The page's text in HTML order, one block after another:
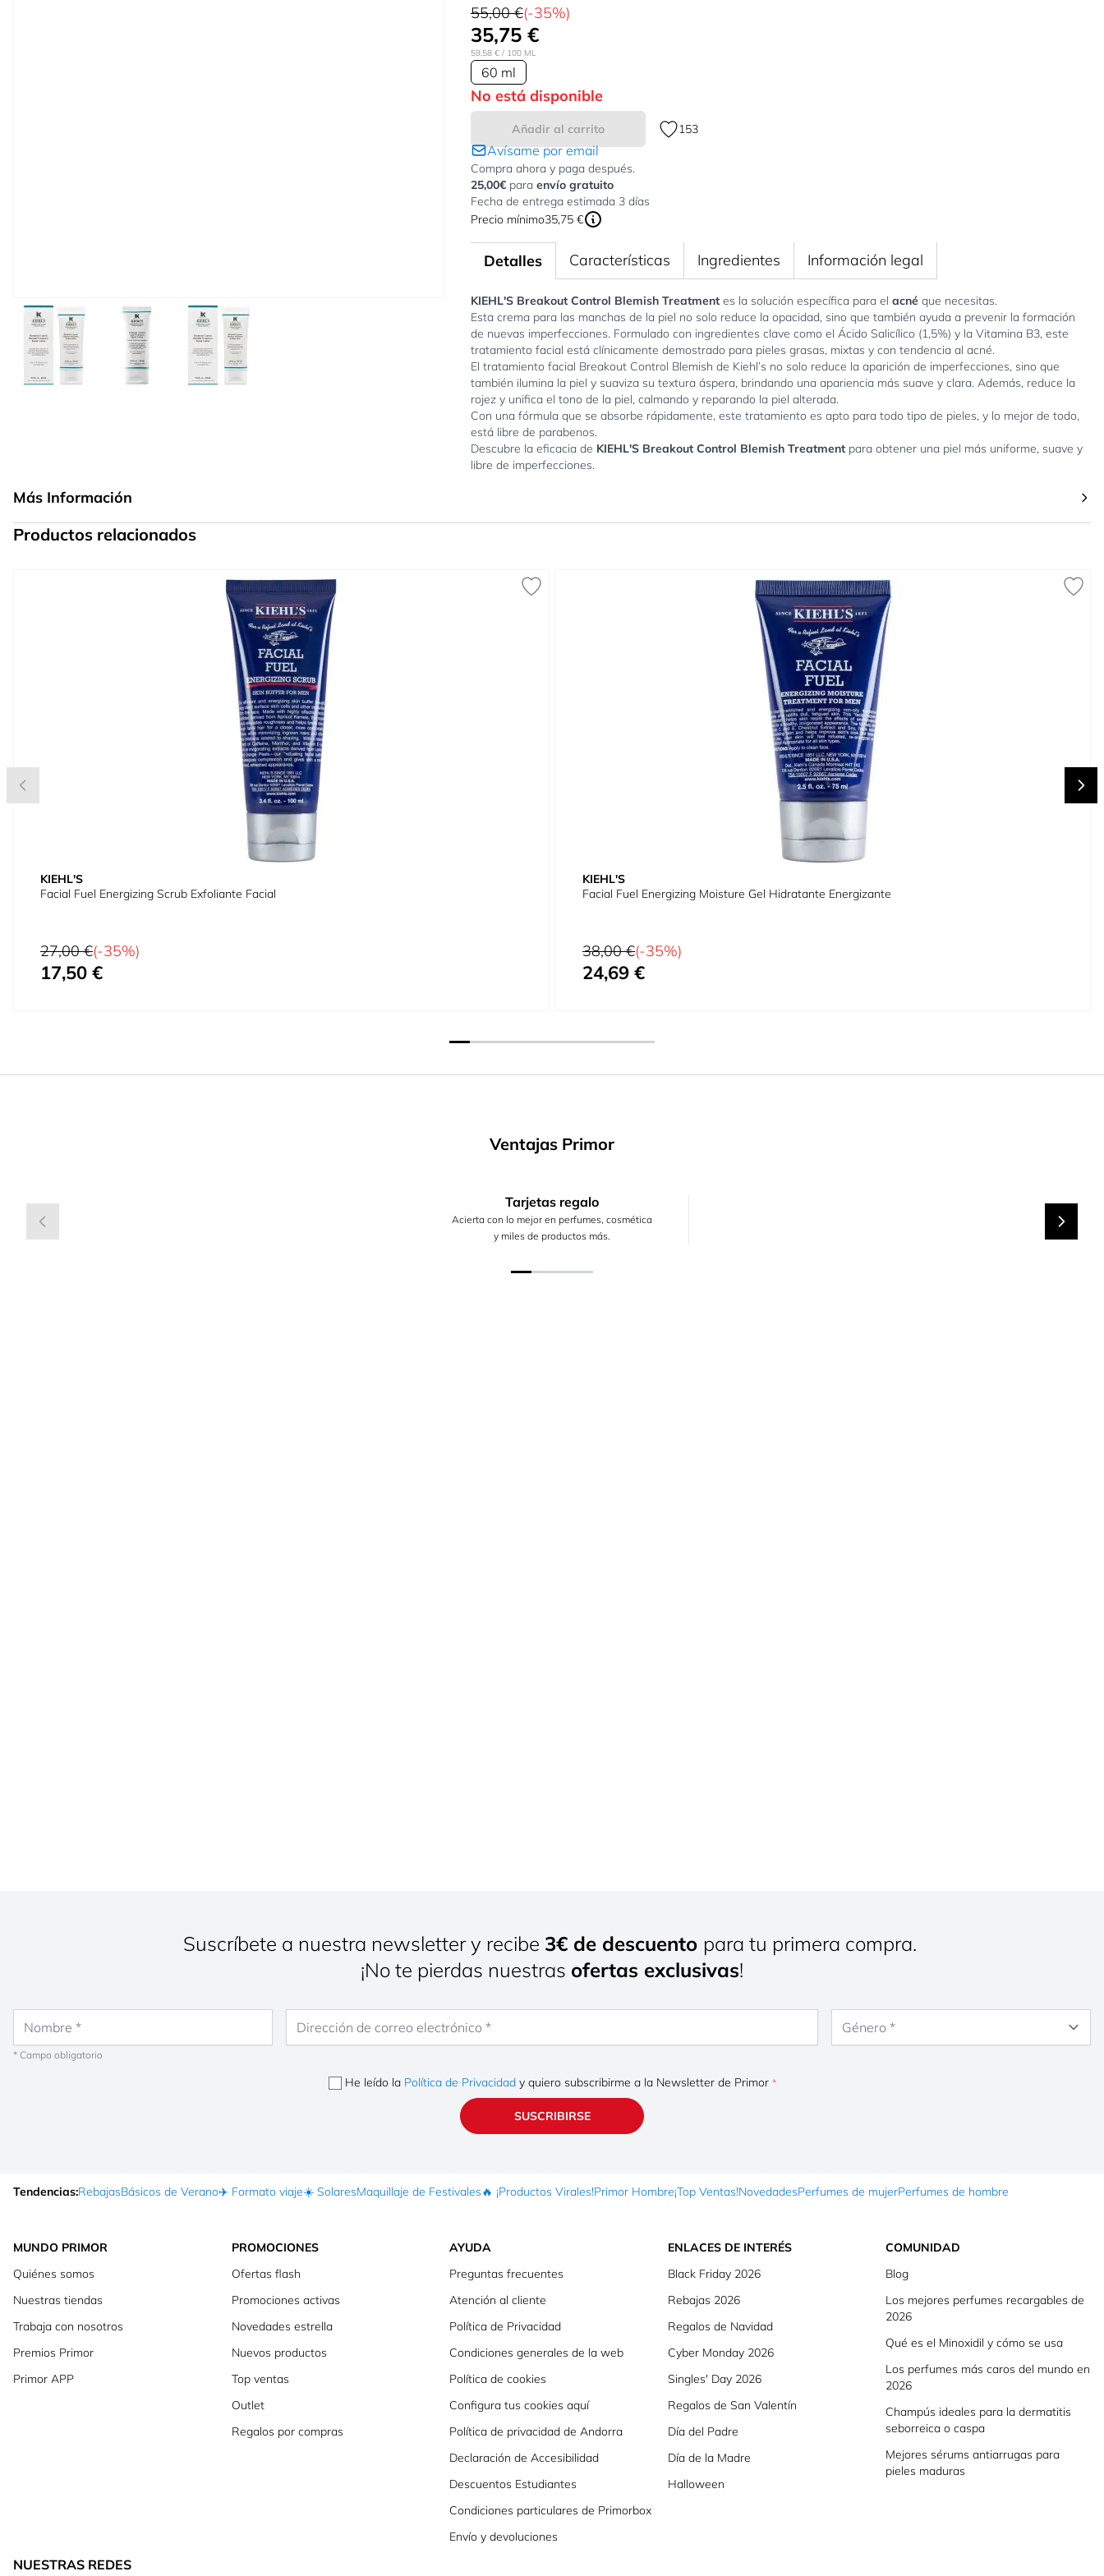
View larger imageView larger imageView larger image
55,00 €(-35%)
35,75 €
59,58 €/ 100 ML
60 ml
No está disponible
Añadir al carrito 153
Avísame por email
Compra ahora y paga después.
25,00€ para envío gratuito
Fecha de entrega estimada 3 días
Precio mínimo35,75 €
Detalles
KIEHL'S Breakout Control Blemish Treatmentes la solución específica para el acné que necesitas.
Esta crema para las manchas de la piel no solo reduce la opacidad, sino que también ayuda a prevenir la formación
de nuevas imperfecciones. Formulado con ingredientes clave como el Ácido Salicílico (1,5%) y la Vitamina B3, este
tratamiento facial está clínicamente demostrado para pieles grasas, mixtas y con tendencia al acné.
El tratamiento facial Breakout Control Blemish de Kiehl’s no solo reduce la aparición de imperfecciones, sino que
también ilumina la piel y suaviza su textura áspera, brindando una apariencia más suave y clara. Además, reduce la
rojez y unifica el tono de la piel, calmando y reparando la piel alterada.
Con una fórmula que se absorbe rápidamente, este tratamiento es apto para todo tipo de pieles, y lo mejor de todo,
está libre de parabenos.
Descubre la eficacia de KIEHL'S Breakout Control Blemish Treatmentpara obtener una piel más uniforme, suave y
libre de imperfecciones.
Características Ingredientes Información legal
Más Información
Productos relacionados
KIEHL'S
Facial Fuel Energizing Scrub Exfoliante Facial
Precio habitual
27,00 €(-35%)
Precio especial
17,50 €
KIEHL'S
Facial Fuel Energizing Moisture Gel Hidratante Energizante
Precio habitual
38,00 €(-35%)
Precio especial
24,69 €
Ventajas Primor
Tarjetas regalo
Acierta con lo mejor en perfumes, cosmética
y miles de productos más.
Suscríbete a nuestra newsletter y recibe 3€ de descuento para tu primera compra.
¡No te pierdas nuestras ofertas exclusivas!
* Campo obligatorio
He leído la Política de Privacidady quiero subscribirme a la Newsletter de Primor
SUSCRIBIRSE
Tendencias:RebajasBásicos de Verano✈️ Formato viaje☀️ SolaresMaquillaje de Festivales🔥 ¡Productos Virales!Primor Hombre¡Top Ventas!NovedadesPerfumes de mujerPerfumes de hombre
MUNDO PRIMOR
Quiénes somos
Nuestras tiendas
Trabaja con nosotros
Premios Primor
Primor APP
PROMOCIONES
Ofertas flash
Promociones activas
Novedades estrella
Nuevos productos
Top ventas
Outlet
Regalos por compras
AYUDA
Preguntas frecuentes
Atención al cliente
Política de Privacidad
Condiciones generales de la web
Política de cookies
Configura tus cookies aquí
Política de privacidad de Andorra
Declaración de Accesibilidad
Descuentos Estudiantes
Condiciones particulares de Primorbox
Envío y devoluciones
ENLACES DE INTERÉS
Black Friday 2026
Rebajas 2026
Regalos de Navidad
Cyber Monday 2026
Singles' Day 2026
Regalos de San Valentín
Día del Padre
Día de la Madre
Halloween
COMUNIDAD
Blog
Los mejores perfumes recargables de
2026
Qué es el Minoxidil y cómo se usa
Los perfumes más caros del mundo en
2026
Champús ideales para la dermatitis
seborreica o caspa
Mejores sérums antiarrugas para
pieles maduras
NUESTRAS REDES